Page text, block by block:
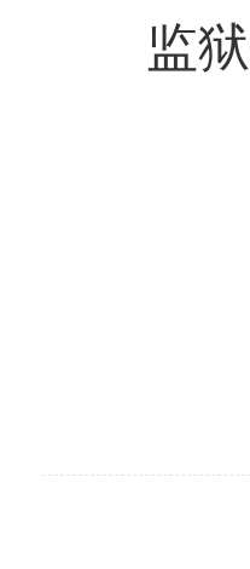
监狱